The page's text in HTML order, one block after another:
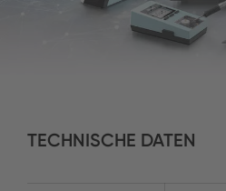
TECHNISCHE DATEN